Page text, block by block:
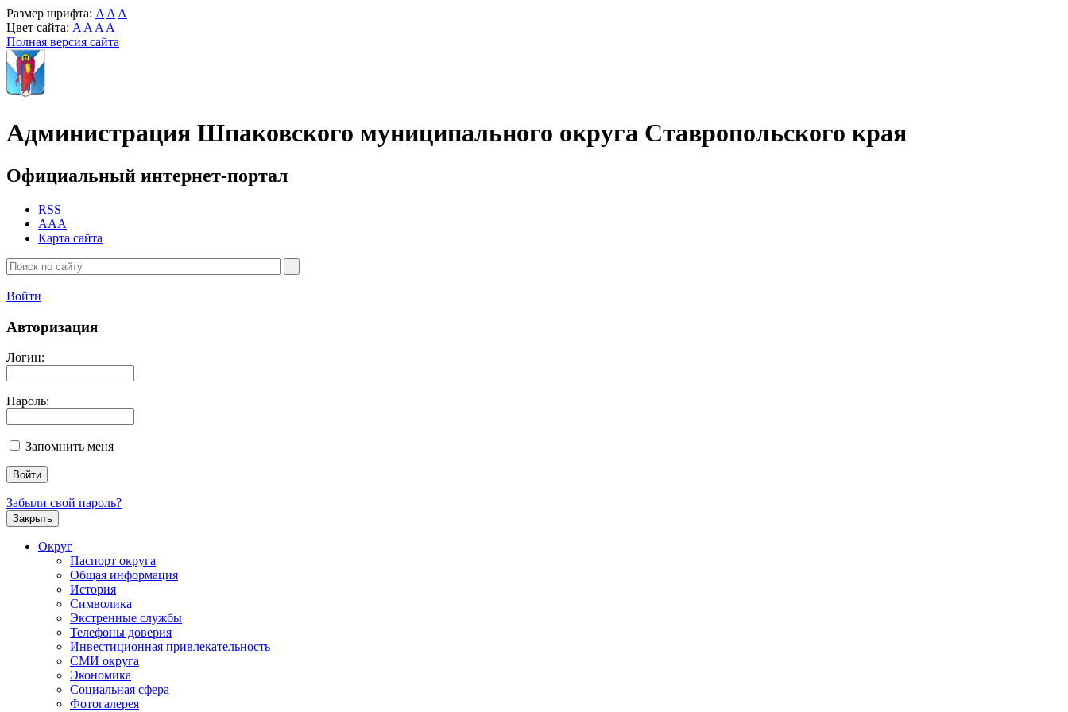
Размер шрифта: A A A
Цвет сайта: A A A A
Полная версия сайта
Администрация Шпаковского муниципального округа Ставропольского края
Официальный интернет-портал
RSS
AAA
Карта сайта
Войти
Авторизация
Логин:
Пароль:
Запомнить меня
Забыли свой пароль?
Закрыть
Округ
Паспорт округа
Общая информация
История
Символика
Экстренные службы
Телефоны доверия
Инвестиционная привлекательность
СМИ округа
Экономика
Социальная сфера
Фотогалерея